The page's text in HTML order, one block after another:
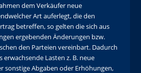
dem Verkäufer neue
Art auferlegt, die den
betreffen, so gelten die sich aus
ergebenden Änderungen bzw.
den Parteien vereinbart. Dadurch
erwachsende Lasten z. B. neue
sonstige Abgaben oder Erhöhungen,